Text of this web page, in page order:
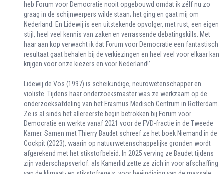
heb Forum voor Democratie nooit opgebouwd omdat ik zélf nu zo
graag in de schijnwerpers wilde staan; het ging en gaat mij om
Nederland. En Lidewij is een uitstekende opvolger, met rust, een eigen
stijl, heel veel kennis van zaken en verrassende debatingskills. Met
haar aan kop verwacht ik dat Forum voor Democratie een fantastisch
resultaat gaat behalen bij de verkiezingen en heel veel voor elkaar kan
krijgen voor onze kiezers en voor Nederland!’
Lidewij de Vos (1997) is scheikundige, neurowetenschapper en
violiste. Tijdens haar onderzoeksmaster was ze werkzaam op de
onderzoeksafdeling van het Erasmus Medisch Centrum in Rotterdam.
Ze is al sinds het allereerste begin betrokken bij Forum voor
Democratie en werkte vanaf 2021 voor de FVD-fractie in de Tweede
Kamer. Samen met Thierry Baudet schreef ze het boek Niemand in de
Cockpit (2023), waarin op natuurwetenschappelijke gronden wordt
afgerekend met het stikstofbeleid. In 2025 verving ze Baudet tijdens
zijn vaderschapsverlof: als Kamerlid zette ze zich in voor afschaffing